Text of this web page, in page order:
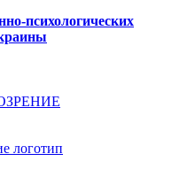
психологических